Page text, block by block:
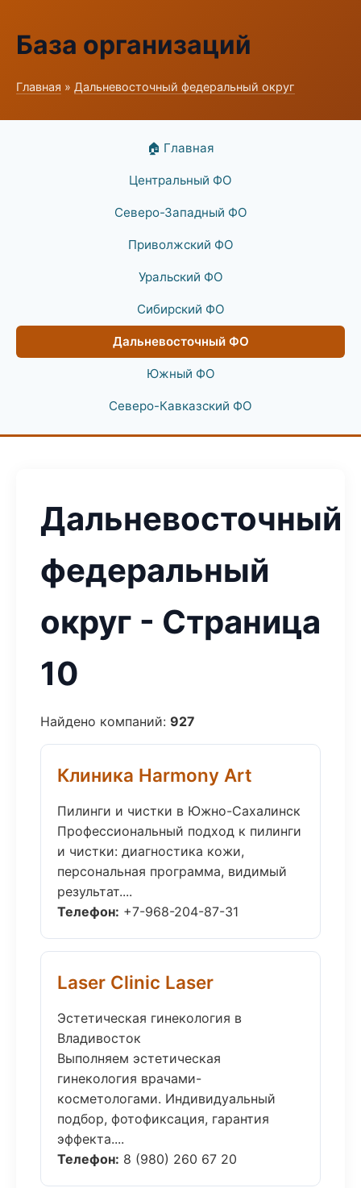
База организаций
Главная » Дальневосточный федеральный округ
🏠 Главная
Центральный ФО
Северо-Западный ФО
Приволжский ФО
Уральский ФО
Сибирский ФО
Дальневосточный ФО
Южный ФО
Северо-Кавказский ФО
Дальневосточный
федеральный
округ - Страница
10
Найдено компаний: 927
Клиника Harmony Art
Пилинги и чистки в Южно-Сахалинск
Профессиональный подход к пилинги
и чистки: диагностика кожи,
персональная программа, видимый
результат....
Телефон: +7-968-204-87-31
Laser Clinic Laser
Эстетическая гинекология в
Владивосток
Выполняем эстетическая
гинекология врачами-
косметологами. Индивидуальный
подбор, фотофиксация, гарантия
эффекта....
Телефон: 8 (980) 260 67 20